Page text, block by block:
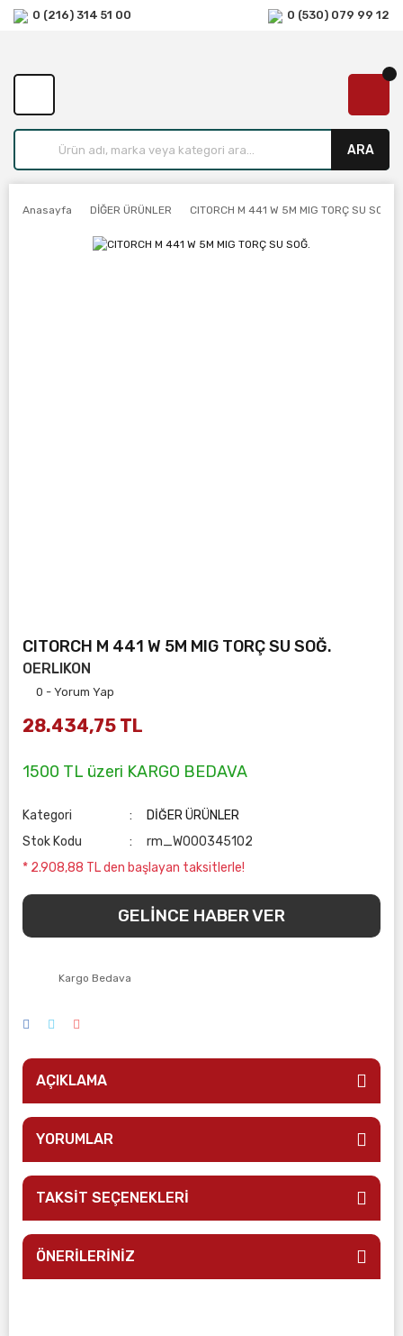
0 (216) 314 51 00 0 (530) 079 99 12
ARA
Anasayfa DİĞER ÜRÜNLER CITORCH M 441 W 5M MIG TORÇ SU SOĞ.
CITORCH M 441 W 5M MIG TORÇ SU SOĞ.
OERLIKON
0 - Yorum Yap
28.434,75 TL
1500 TL üzeri KARGO BEDAVA
Kategori
DİĞER ÜRÜNLER
Stok Kodu
rm_W000345102
* 2.908,88 TL den başlayan taksitlerle!
GELİNCE HABER VER
Kargo Bedava
AÇIKLAMA
YORUMLAR
TAKSİT SEÇENEKLERİ
ÖNERİLERİNİZ